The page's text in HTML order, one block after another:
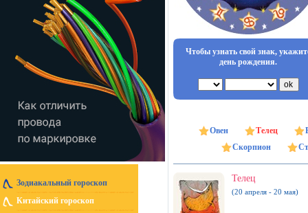
Зодиакальный гороскоп
Китайский гороскоп
Чтобы узнать свой знак,
день рождения.
Овен Телец
Скорпион
Телец
(20 апреля - 20 мая)